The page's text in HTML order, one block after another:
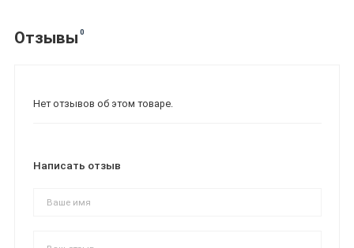
Отзывы 0
Нет отзывов об этом товаре.
Написать отзыв